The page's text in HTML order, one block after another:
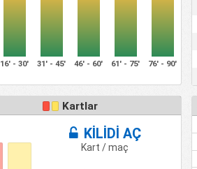
16' - 30' 31' - 45' 46' - 60' 61' - 75' 76' - 90'
Kartlar
KİLİDİ AÇ
Kart / maç